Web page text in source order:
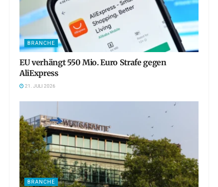
BRANCHE
EU verhängt 550 Mio. Euro Strafe gegen
AliExpress
21. JULI 2026
BRANCHE